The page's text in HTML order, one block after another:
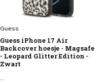
Guess
Guess iPhone 17 Air
Backcover hoesje - Magsafe
- Leopard Glitter Edition -
Zwart